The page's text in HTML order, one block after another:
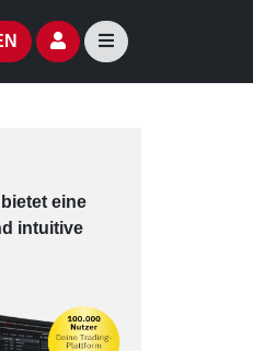
öffnenSeitennavigation
eine
in­tui­tive